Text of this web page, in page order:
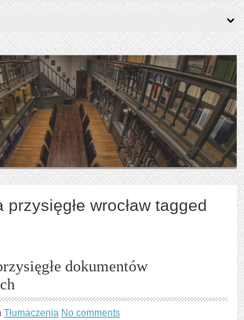
przysięgłe wrocław tagged
dokumentów
Tłumaczenia No comments